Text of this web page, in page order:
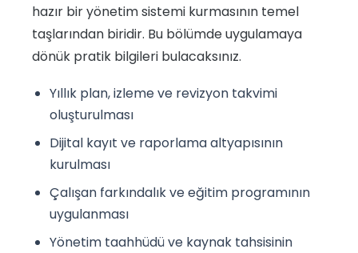
hazır bir yönetim sistemi kurmasının temel
taşlarından biridir. Bu bölümde uygulamaya
dönük pratik bilgileri bulacaksınız.
Yıllık plan, izleme ve revizyon takvimi
oluşturulması
Dijital kayıt ve raporlama altyapısının
kurulması
Çalışan farkındalık ve eğitim programının
uygulanması
Yönetim taahhüdü ve kaynak tahsisinin